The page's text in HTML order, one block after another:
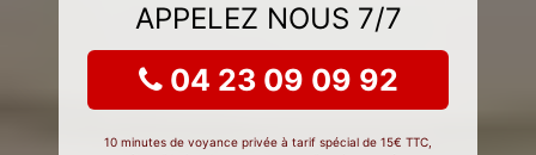
APPELEZ NOUS 7/7
04 23 09 09 92
10 minutes de voyance privée à tarif spécial de 15€ TTC,